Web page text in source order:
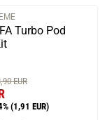
Turbo Pod
EUR
(1,91 EUR)